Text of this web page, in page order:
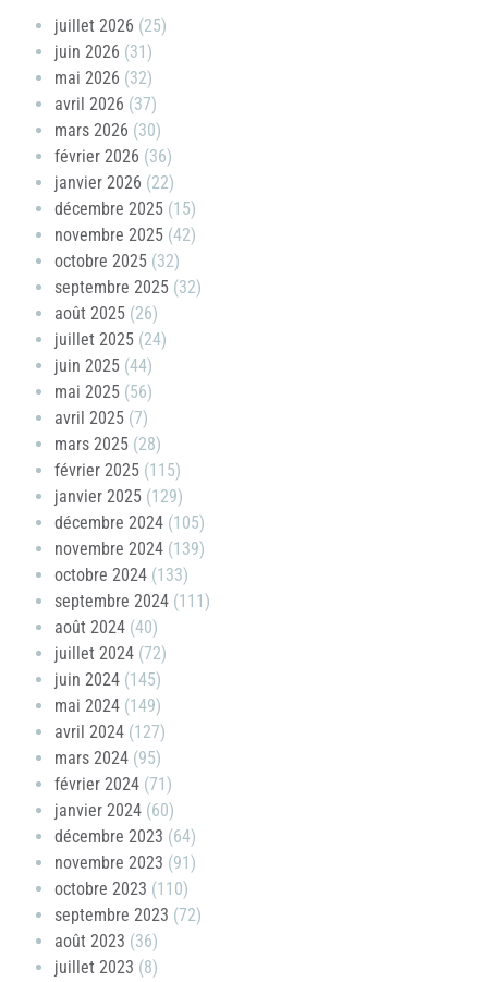
juillet 2026 (25)
juin 2026 (31)
mai 2026 (32)
avril 2026 (37)
mars 2026 (30)
février 2026 (36)
janvier 2026 (22)
décembre 2025 (15)
novembre 2025 (42)
octobre 2025 (32)
septembre 2025 (32)
août 2025 (26)
juillet 2025 (24)
juin 2025 (44)
mai 2025 (56)
avril 2025 (7)
mars 2025 (28)
février 2025 (115)
janvier 2025 (129)
décembre 2024 (105)
novembre 2024 (139)
octobre 2024 (133)
septembre 2024 (111)
août 2024 (40)
juillet 2024 (72)
juin 2024 (145)
mai 2024 (149)
avril 2024 (127)
mars 2024 (95)
février 2024 (71)
janvier 2024 (60)
décembre 2023 (64)
novembre 2023 (91)
octobre 2023 (110)
septembre 2023 (72)
août 2023 (36)
juillet 2023 (8)